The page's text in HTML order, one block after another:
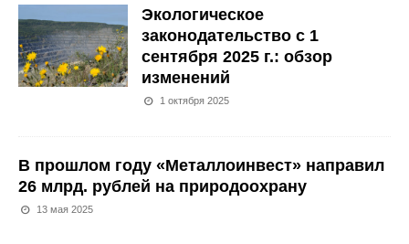
Экологическое
законодательство с 1
сентября 2025 г.: обзор
изменений
1 октября 2025
В прошлом году «Металлоинвест» направил
26 млрд. рублей на природоохрану
13 мая 2025